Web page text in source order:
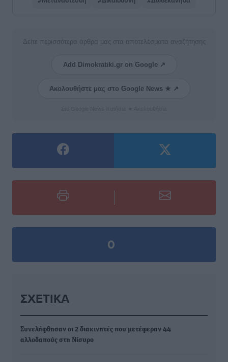
Δείτε περισσότερα άρθρα μας στα αποτελέσματα αναζήτησης
Add Dimokratiki.gr on Google ↗
Ακολουθήστε μας στο Google News ★ ↗
0
ΣΧΕΤΙΚΆ
Συνελήφθησαν οι 2 διακινητές που μετέφεραν 44
αλλοδαπούς στη Νίσυρο